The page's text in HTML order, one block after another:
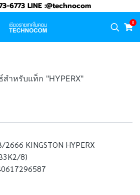
6773 LINE :@technocom
0
สำหรับแท็ก "HYPERX"
2666 KINGSTON HYPERX
8)